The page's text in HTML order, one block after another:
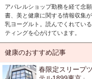
アパレルショップ勤務を経て念
書、美と健康に関する情報収集
乳ヨーグルト。読んでくれてい
ティングを心がけています。
健康のおすすめ記事
春限定スリープ